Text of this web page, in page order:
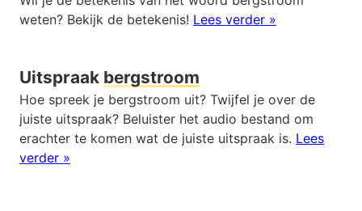
weten? Bekijk de betekenis! Lees verder »
Uitspraak bergstroom
Hoe spreek je bergstroom uit? Twijfel je over de
juiste uitspraak? Beluister het audio bestand om
erachter te komen wat de juiste uitspraak is. Lees
verder »